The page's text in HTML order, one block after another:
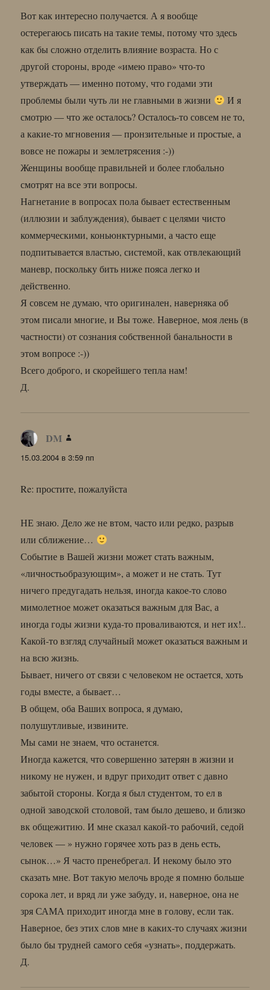
Вот как интересно получается. А я вообще
остерегаюсь писать на такие темы, потому что здесь
как бы сложно отделить влияние возраста. Но с
другой стороны, вроде «имею право» что-то
утверждать — именно потому, что годами эти
проблемы были чуть ли не главными в жизни
И я
смотрю — что же осталось? Осталось-то совсем не то,
а какие-то мгновения — пронзительные и простые, а
вовсе не пожары и землетрясения :-))
Женщины вообще правильней и более глобально
смотрят на все эти вопросы.
Нагнетание в вопросах пола бывает естественным
(иллюзии и заблуждения), бывает с целями чисто
коммерческими, коньюнктурными, а часто еще
подпитывается властью, системой, как отвлекающий
маневр, поскольку бить ниже пояса легко и
действенно.
Я совсем не думаю, что оригинален, наверняка об
этом писали многие, и Вы тоже. Наверное, моя лень (в
частности) от сознания собственной банальности в
этом вопросе :-))
Всего доброго, и скорейшего тепла нам!
Д.
DM
15.03.2004 в 3:59 пп
Re: простите, пожалуйста
НЕ знаю. Дело же не втом, часто или редко, разрыв
или сближение…
Событие в Вашей жизни может стать важным,
«личностьобразующим», а может и не стать. Тут
ничего предугадать нельзя, иногда какое-то слово
мимолетное может оказаться важным для Вас, а
иногда годы жизни куда-то проваливаются, и нет их!..
Какой-то взгляд случайный может оказаться важным и
на всю жизнь.
Бывает, ничего от связи с человеком не остается, хоть
годы вместе, а бывает…
В общем, оба Ваших вопроса, я думаю,
полушутливые, извините.
Мы сами не знаем, что останется.
Иногда кажется, что совершенно затерян в жизни и
никому не нужен, и вдруг приходит ответ с давно
забытой стороны. Когда я был студентом, то ел в
одной заводской столовой, там было дешево, и близко
вк общежитию. И мне сказал какой-то рабочий, седой
человек — » нужно горячее хоть раз в день есть,
сынок…» Я часто пренебрегал. И некому было это
сказать мне. Вот такую мелочь вроде я помню больше
сорока лет, и вряд ли уже забуду, и, наверное, она не
зря САМА приходит иногда мне в голову, если так.
Наверное, без этих слов мне в каких-то случаях жизни
было бы трудней самого себя «узнать», поддержать.
Д.